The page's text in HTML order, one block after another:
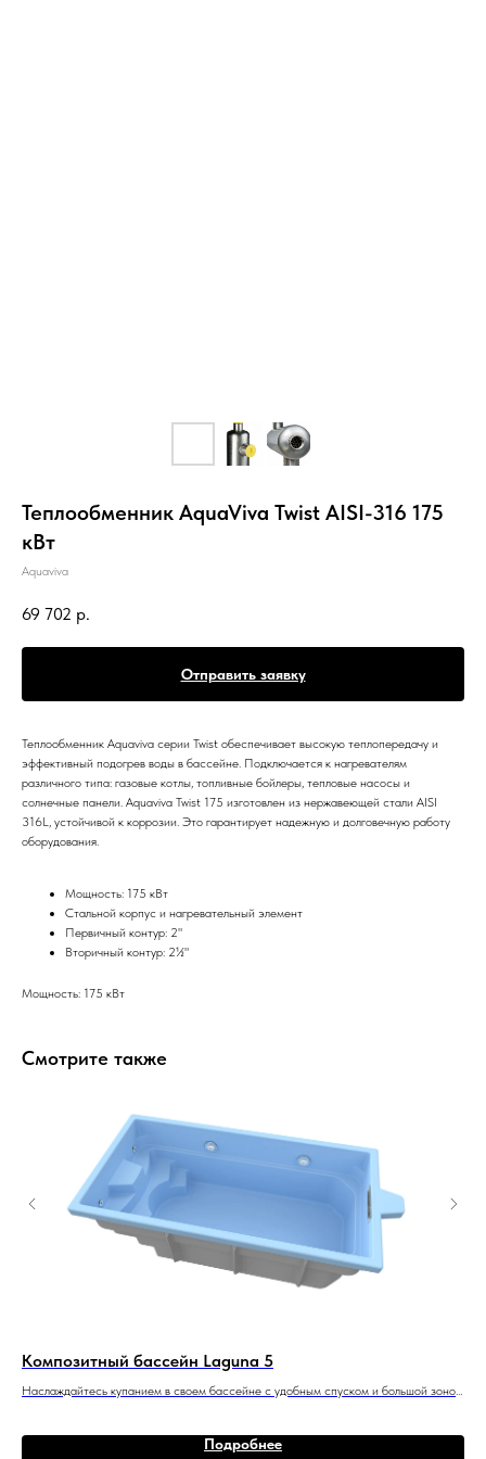
Теплообменник AquaViva Twist AISI-316 175
кВт
Aquaviva
69 702 р.
Отправить заявку
Теплообменник Aquaviva серии Twist обеспечивает высокую теплопередачу и
эффективный подогрев воды в бассейне. Подключается к нагревателям
различного типа: газовые котлы, топливные бойлеры, тепловые насосы и
солнечные панели. Aquaviva Twist 175 изготовлен из нержавеющей стали AISI
316L, устойчивой к коррозии. Это гарантирует надежную и долговечную работу
оборудования.
Мощность: 175 кВт
Стальной корпус и нагревательный элемент
Первичный контур: 2"
Вторичный контур: 2½"
Мощность: 175 кВт
Смотрите также
Композитный бассейн Laguna 5
Наслаждайтесь купанием в своем бассейне с удобным спуском и большой зоной
Подробнее